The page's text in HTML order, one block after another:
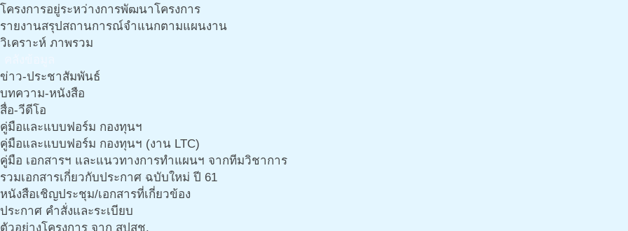
โครงการอยู่ระหว่างการพัฒนาโครงการ
รายงานสรุปสถานการณ์จำแนกตามแผนงาน
วิเคราะห์ ภาพรวม
ข่าว-ประชาสัมพันธ์
บทความ-หนังสือ
สื่อ-วีดีโอ
คู่มือและแบบฟอร์ม กองทุนฯ
คู่มือและแบบฟอร์ม กองทุนฯ (งาน LTC)
คู่มือ เอกสารฯ และแนวทางการทำแผนฯ จากทีมวิชาการ
รวมเอกสารเกี่ยวกับประกาศ ฉบับใหม่ ปี 61
หนังสือเชิญประชุม/เอกสารที่เกี่ยวข้อง
ประกาศ คำสั่งและระเบียบ
ตัวอย่างโครงการ จาก สปสช.